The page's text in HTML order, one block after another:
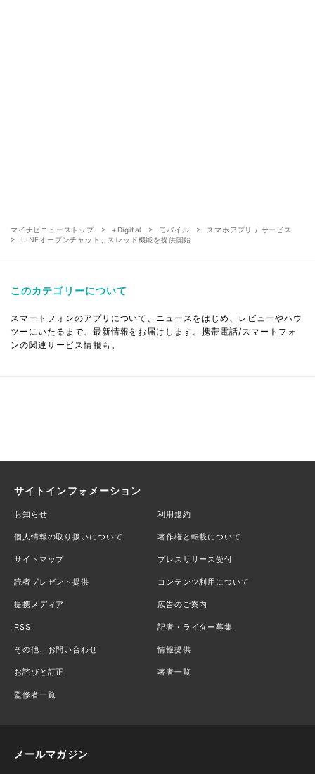
マイナビニューストップ +Digital モバイル
スマホアプリ / サービス
LINEオープンチャット、スレッド機能を提供開始
このカテゴリーについて
スマートフォンのアプリについて、ニュースをはじめ、レビューやハウ
ツーにいたるまで、最新情報をお届けします。携帯電話/スマートフォ
ンの関連サービス情報も。
サイトインフォメーション
お知らせ 利用規約
個人情報の取り扱いについて 著作権と転載について
サイトマップ プレスリリース受付
読者プレゼント提供 コンテンツ利用について
提携メディア 広告のご案内
RSS 記者・ライター募集
その他、お問い合わせ 情報提供
お詫びと訂正 著者一覧
監修者一覧
メールマガジン